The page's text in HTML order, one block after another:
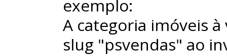
exemplo:
A categoria imóveis
slug "psvendas" ao